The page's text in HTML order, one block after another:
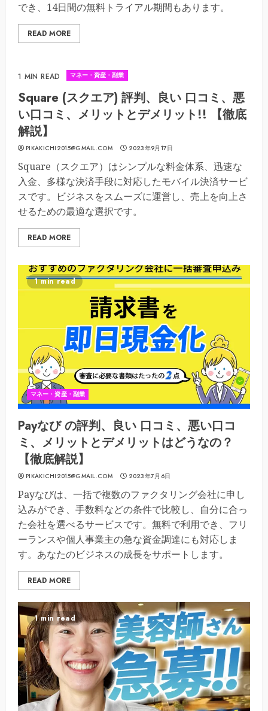
でき、14日間の無料トライアル期間もあります。
READ MORE
1 MIN READ マネー・資産・副業
Square (スクエア) 評判、良い 口コミ、悪
い口コミ、メリットとデメリット!! 【徹底
解説】
PIKAKICHI2015@GMAIL.COM 2023年9月17日
Square（スクエア）はシンプルな料金体系、迅速な
入金、多様な決済手段に対応したモバイル決済サービ
スです。ビジネスをスムーズに運営し、売上を向上さ
せるための最適な選択です。
READ MORE
1 min read
マネー・資産・副業
Payなび の評判、良い 口コミ、悪い口コ
ミ、メリットとデメリットはどうなの？
【徹底解説】
PIKAKICHI2015@GMAIL.COM 2023年7月6日
Payなびは、一括で複数のファクタリング会社に申し
込みができ、手数料などの条件で比較し、自分に合っ
た会社を選べるサービスです。無料で利用でき、フリ
ーランスや個人事業主の急な資金調達にも対応しま
す。あなたのビジネスの成長をサポートします。
READ MORE
1 min read